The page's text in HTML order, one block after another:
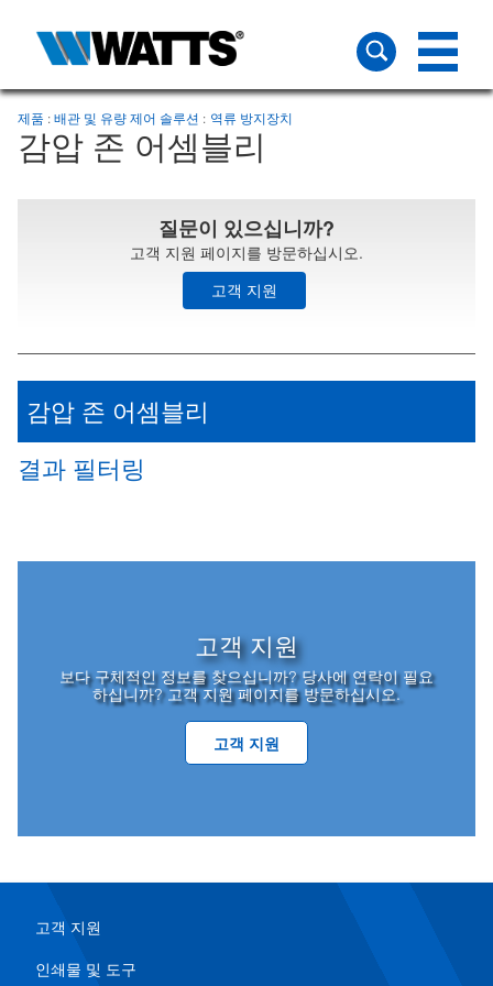
제품 배관 및 유량 제어 솔루션 역류 방지장치
감압 존 어셈블리
질문이 있으십니까?
고객 지원 페이지를 방문하십시오.
고객 지원
감압 존 어셈블리
결과 필터링
고객 지원
보다 구체적인 정보를 찾으십니까? 당사에 연락이 필요
하십니까? 고객 지원 페이지를 방문하십시오.
고객 지원
고객 지원
인쇄물 및 도구